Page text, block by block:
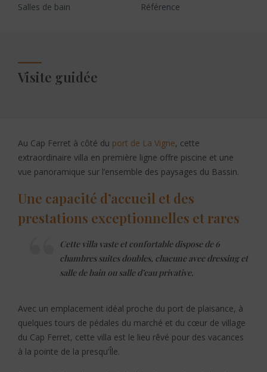
Salles de bain Référence
Visite guidée
Au Cap Ferret à côté du port de La Vigne, cette
extraordinaire villa en première ligne offre piscine et une
vue panoramique sur l’ensemble des paysages du Bassin.
Une capacité d’accueil et des
prestations exceptionnelles et rares
Cette villa vaste et confortable dispose de 6
chambres suites doubles, chacune avec dressing et
salle de bain ou salle d’eau privative.
Avec un emplacement idéal proche du port de plaisance, à
quelques tours de pédales du marché et du cœur de village
du Cap Ferret, cette villa est le lieu rêvé pour des vacances
à la pointe de la presqu’Île.